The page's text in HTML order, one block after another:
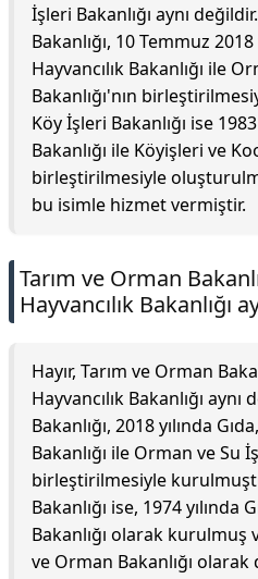
İşleri Bakanlığı aynı
Bakanlığı, 10 Temmuz
Hayvancılık Bakanlığı ile
Bakanlığı'nın
Köy İşleri Bakanlığı ise
Bakanlığı ile Köyişleri ve
birleştirilmesiyle
bu isimle hizmet vermiştir.
Tarım ve Orman
Hayvancılık Bakanlığı
Hayır, Tarım ve Orman
Hayvancılık Bakanlığı
Bakanlığı, 2018 yılında
Bakanlığı ile Orman ve Su
birleştirilmesiyle
Bakanlığı ise, 1974 yılında
Bakanlığı olarak kurulmuş
ve Orman Bakanlığı